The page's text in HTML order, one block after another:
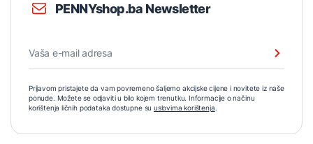
PENNYshop.ba Newsletter
Prijavom pristajete da vam povremeno šaljemo akcijske cijene i novitete iz naše
ponude. Možete se odjaviti u bilo kojem trenutku. Informacije o načinu
korištenja ličnih podataka dostupne su uslovima korištenja.